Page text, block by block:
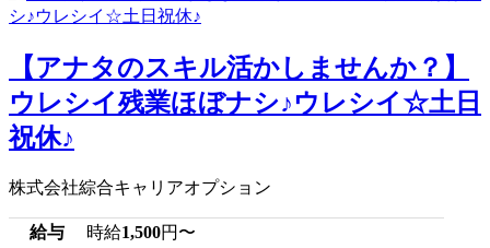
【アナタのスキル活かしませんか？】
ウレシイ残業ほぼナシ♪ウレシイ☆土日
祝休♪
株式会社綜合キャリアオプション
給与 時給1,500円〜